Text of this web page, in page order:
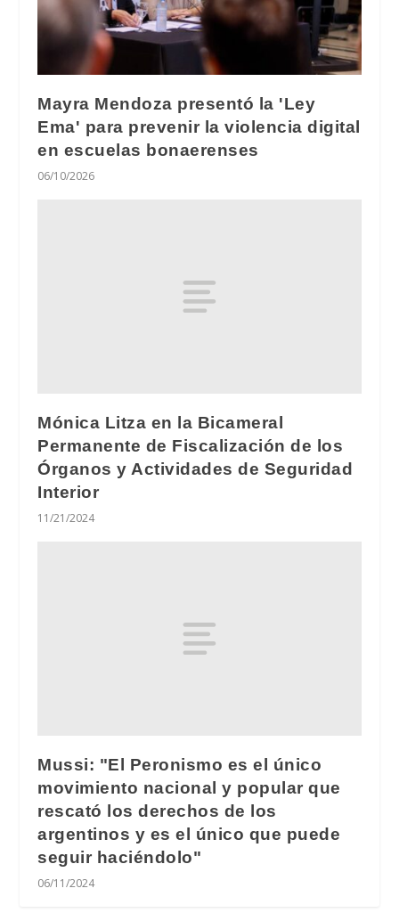
Mayra Mendoza presentó la 'Ley
Ema' para prevenir la violencia digital
en escuelas bonaerenses
06/10/2026
Mónica Litza en la Bicameral
Permanente de Fiscalización de los
Órganos y Actividades de Seguridad
Interior
11/21/2024
Mussi: "El Peronismo es el único
movimiento nacional y popular que
rescató los derechos de los
argentinos y es el único que puede
seguir haciéndolo"
06/11/2024